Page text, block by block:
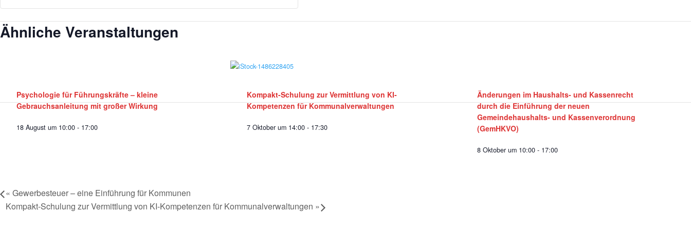
F26V
Kompakt-
zur
von
KI-
Kompetenzen
F26V
Kompakt-
zur
von
KI-
Kompetenzen
Ähnliche Veranstaltungen
Psychologie für Führungskräfte – kleine
Gebrauchsanleitung mit großer Wirkung
18 August um 10:00- 17:00
Kompakt-Schulung zur Vermittlung von KI-
Kompetenzen für Kommunalverwaltungen
7 Oktober um 14:00- 17:30
Änderungen im Haushalts- und Kassenrecht
durch die Einführung der neuen
Gemeindehaushalts- und Kassenverordnung
(GemHKVO)
8 Oktober um 10:00- 17:00
« Gewerbesteuer – eine Einführung für Kommunen
Kompakt-Schulung zur Vermittlung von KI-Kompetenzen für Kommunalverwaltungen »